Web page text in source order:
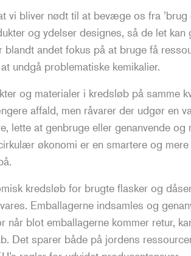
vi bliver nødt til at bevæge os fra ’brug
og ydelser designes, så de let kan
blandt andet fokus på at bruge få
undgå problematiske kemikalier.
og materialer i kredsløb på samme
affald, men råvarer der udgør en
lette at genbruge eller genanvende og
økonomi er en smartere og mere
kredsløb for brugte flasker og
Emballagerne indsamles og
blot emballagerne kommer retur,
Det sparer både på jordens